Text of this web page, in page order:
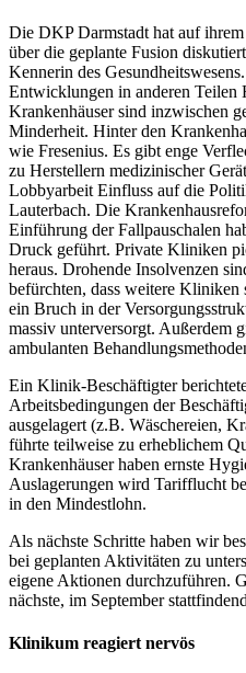
Die DKP Darmstadt hat auf
über die geplante Fusion
Kennerin des
Entwicklungen in anderen Teilen
Krankenhäuser sind inzwischen
Minderheit. Hinter den
wie Fresenius. Es gibt enge
zu Herstellern medizinischer
Lobbyarbeit Einfluss auf die
Lauterbach. Die
Einführung der Fallpauschalen
Druck geführt. Private Kliniken
heraus. Drohende Insolvenzen
befürchten, dass weitere Kliniken
ein Bruch in der
massiv unterversorgt. Außerdem
ambulanten
Ein Klinik-Beschäftigter
Arbeitsbedingungen der
ausgelagert (z.B. Wäschereien,
führte teilweise zu erheblichem
Krankenhäuser haben ernste
Auslagerungen wird Tarifflucht
in den Mindestlohn.
Als nächste Schritte haben wir
bei geplanten Aktivitäten zu
eigene Aktionen durchzuführen.
nächste, im September
Klinikum reagiert nervös